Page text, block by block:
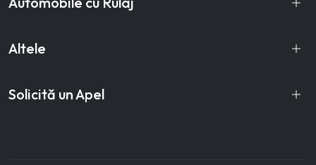
Altele
Solicită un Apel